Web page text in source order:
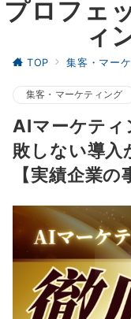
プロフェ
ィ
TOP 集客・マー
集客・マーケティング
AIマーケティ
敗しない導入
【実績企業の